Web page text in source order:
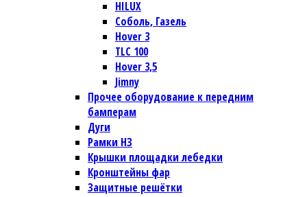
HILUX
Соболь, Газель
Hover 3
TLC 100
Hover 3,5
Jimny
Прочее оборудование к передним
бамперам
Дуги
Рамки НЗ
Крышки площадки лебедки
Кронштейны фар
Защитные решётки